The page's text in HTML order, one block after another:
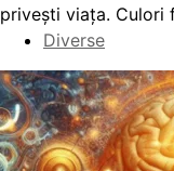
privești viața. Culori
Diverse